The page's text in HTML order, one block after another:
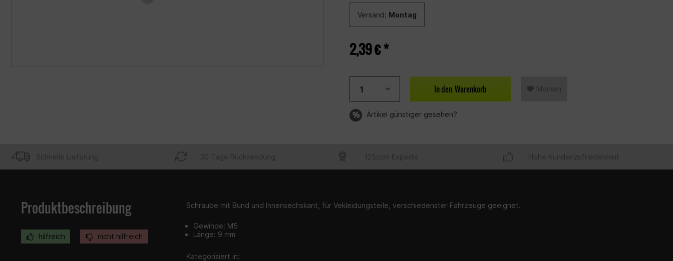
Versand: Montag
2,39 € *
In den Warenkorb Merken
Artikel günstiger gesehen?
Schnelle Lieferung 30 Tage Rücksendung 125ccm Experte Hohe Kundenzufriedenheit
Produktbeschreibung
hilfreich nicht hilfreich
Schraube mit Bund und Innensechskant, für Vekleidungsteile, verschiedenster Fahrzeuge geeignet.
Gewinde: M5
Länge: 9 mm
Kategorisiert in: